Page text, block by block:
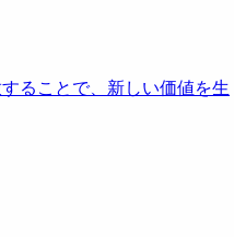
ることで、新しい価値を生